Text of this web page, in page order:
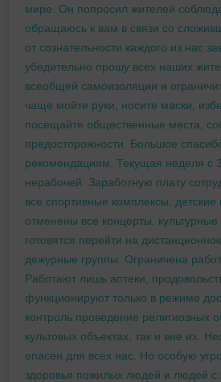
мире. Он попросил жителей
обращаюсь к вам в связи со
от сознательности каждого из нас
убедительно прошу всех наших
всеобщей самоизоляции и
чаще мойте руки, носите маски,
посещайте общественные места,
предосторожности. Большое
рекомендациям. Текущая неделя с
нерабочей. Заработную плату
все спортивные комплексы,
отменены все концерты,
готовятся перейти на
дежурные группы. Ограничена
Работают лишь аптеки,
функционируют только в режиме
контроль проведение религиозных
культовых объектах, так и вне их.
опасен для всех нас. Но особую
здоровья пожилых людей и людей с